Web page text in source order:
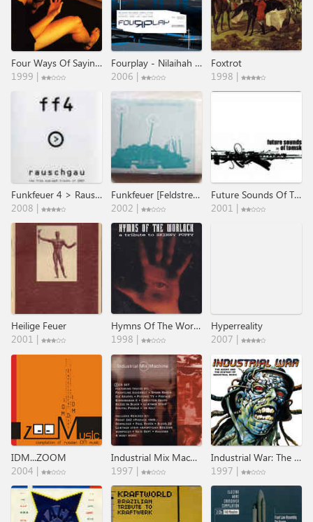
Four Ways Of Saying H₃O
1999 |
Fourplay - Nilaihah Records 4x4 Compilation Vol. 0001
2006 |
Foxtrot
1998 |
Funkfeuer 4 > Rauschgau
2008 |
Funkfeuer [Feldstreuung]
2002 |
Future Sounds Of Tomsk
2001 |
Heilige Feuer
2001 |
Hymns Of The Worlock - A Tribute To Skinny Puppy
1998 |
Hyperreality
2007 |
IDM...ZOOM
2004 |
Industrial Mix Machine
1997 |
Industrial War: The Agony And The Ecstasy Of Industrial Music
1997 |